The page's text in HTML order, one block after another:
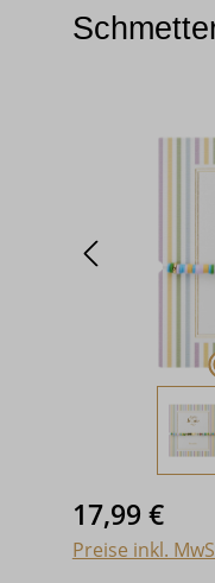
Bildergalerie
Regulärer Preis:
17,99 €
Preise inkl.